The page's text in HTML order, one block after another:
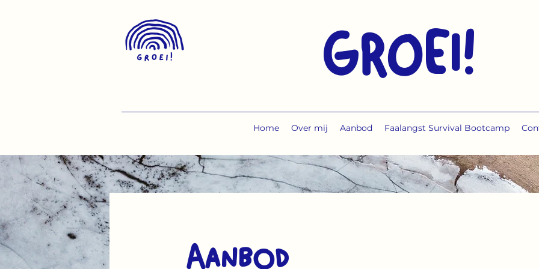
GROEI!
Home Over mij Aanbod Faalangst Survival Bootcamp
Aanbod